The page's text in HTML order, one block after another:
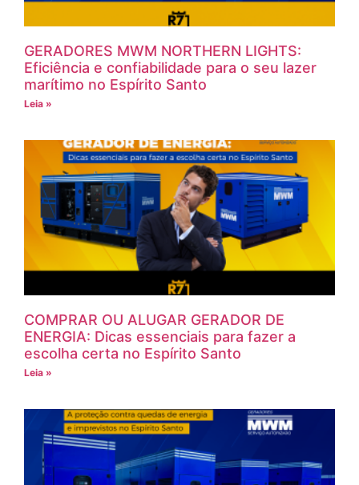
GERADORES MWM NORTHERN LIGHTS:
Eficiência e confiabilidade para o seu lazer
marítimo no Espírito Santo
Leia »
COMPRAR OU ALUGAR GERADOR DE
ENERGIA: Dicas essenciais para fazer a
escolha certa no Espírito Santo
Leia »